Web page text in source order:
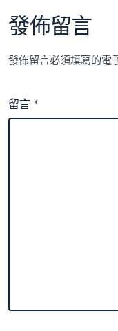
發佈留言
發佈留言必須填寫的電
留言*